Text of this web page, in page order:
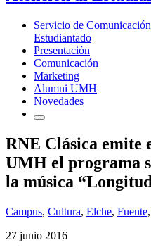
Servicio de
Estudiantado
Presentación
Comunicación
Marketing
Alumni UMH
Novedades
RNE Clásica emite
UMH el programa
la música
Campus, Cultura, Elche, Fuente,
27 junio 2016